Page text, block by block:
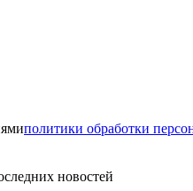
политики обработки
новостей